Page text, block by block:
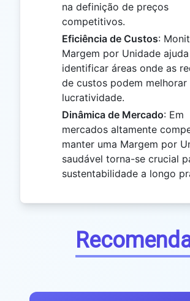
na definição de preços
competitivos.
Eficiência de Custos:
Margem por Unidade
identificar áreas onde as
de custos podem melhorar
lucratividade.
Dinâmica de Mercado: Em
mercados altamente
manter uma Margem por
saudável torna-se crucial
sustentabilidade a longo